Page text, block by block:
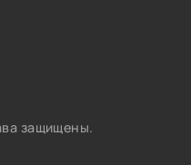
защищены.